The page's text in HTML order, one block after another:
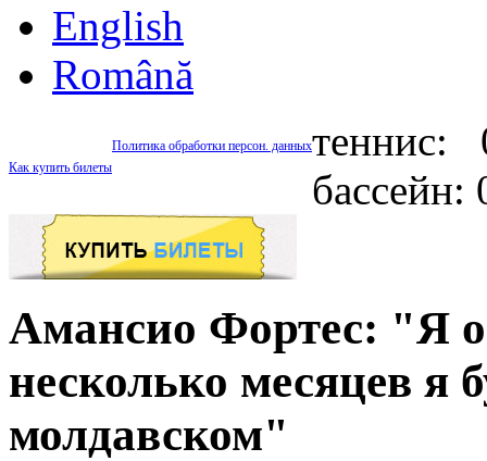
English
Română
Политика обработки персон. данных
Как купить билеты
теннис:
Амансио Фортес: "Я
несколько месяцев я
молдавском"